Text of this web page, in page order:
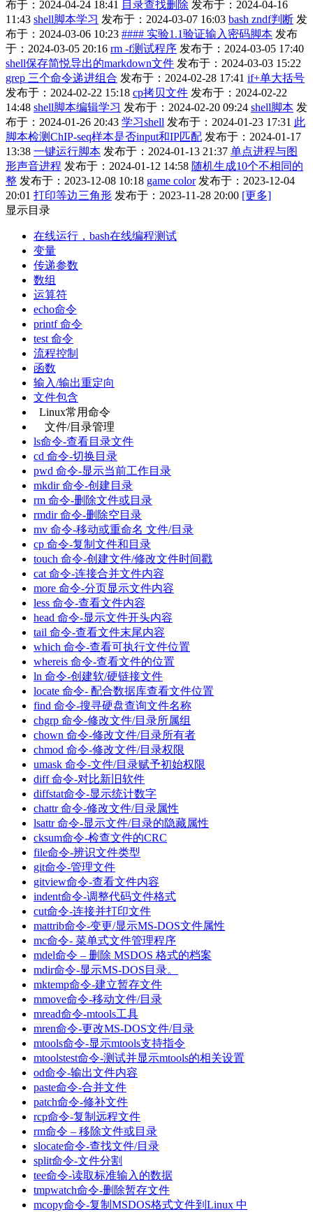
布于：2024-04-24 18:41 目录查找删除 发布于：2024-04-16
11:43 shell脚本学习 发布于：2024-03-07 16:03 bash zndf判断 发
布于：2024-03-06 10:23 #### 实验1.1验证输入密码脚本 发布
于：2024-03-05 20:16 rm -f测试程序 发布于：2024-03-05 17:40
shell保存简悦导出的markdown文件 发布于：2024-03-03 15:22
grep 三个命令递进组合 发布于：2024-02-28 17:41 if+单大括号
发布于：2024-02-22 15:18 cp拷贝文件 发布于：2024-02-22
14:48 shell脚本编辑学习 发布于：2024-02-20 09:24 shell脚本 发
布于：2024-01-26 20:43 学习shell 发布于：2024-01-23 17:31 此
脚本检测ChIP-seq样本是否input和IP匹配 发布于：2024-01-17
13:38 一键运行脚本 发布于：2024-01-13 21:37 单点进程与图
形声音进程 发布于：2024-01-12 14:58 随机生成10个不相同的
整 发布于：2023-12-08 10:18 game color 发布于：2023-12-04
20:01 打印等边三角形 发布于：2023-11-28 20:00 [更多]
显示目录
在线运行，bash在线编程测试
变量
传递参数
数组
运算符
echo命令
printf 命令
test 命令
流程控制
函数
输入/输出重定向
文件包含
Linux常用命令
文件/目录管理
ls命令-查看目录文件
cd 命令-切换目录
pwd 命令-显示当前工作目录
mkdir 命令-创建目录
rm 命令-删除文件或目录
rmdir 命令-删除空目录
mv 命令-移动或重命名 文件/目录
cp 命令-复制文件和目录
touch 命令-创建文件/修改文件时间戳
cat 命令-连接合并文件内容
more 命令-分页显示文件内容
less 命令-查看文件内容
head 命令-显示文件开头内容
tail 命令-查看文件末尾内容
which 命令-查看可执行文件位置
whereis 命令-查看文件的位置
ln 命令-创建软/硬链接文件
locate 命令- 配合数据库查看文件位置
find 命令-搜寻硬盘查询文件名称
chgrp 命令-修改文件/目录所属组
chown 命令-修改文件/目录所有者
chmod 命令-修改文件/目录权限
umask 命令-文件/目录赋予初始权限
diff 命令-对比新旧软件
diffstat命令-显示统计数字
chattr 命令-修改文件/目录属性
lsattr 命令-显示文件/目录的隐藏属性
cksum命令-检查文件的CRC
file命令-辨识文件类型
git命令-管理文件
gitview命令-查看文件内容
indent命令-调整代码文件格式
cut命令-连接并打印文件
mattrib命令-变更/显示MS-DOS文件属性
mc命令- 菜单式文件管理程序
mdel命令 – 删除 MSDOS 格式的档案
mdir命令-显示MS-DOS目录。
mktemp命令-建立暂存文件
mmove命令-移动文件/目录
mread命令-mtools工具
mren命令-更改MS-DOS文件/目录
mtools命令-显示mtools支持指令
mtoolstest命令-测试并显示mtools的相关设置
od命令-输出文件内容
paste命令-合并文件
patch命令-修补文件
rcp命令-复制远程文件
rm命令 – 移除文件或目录
slocate命令-查找文件/目录
split命令-文件分割
tee命令-读取标准输入的数据
tmpwatch命令-删除暂存文件
mcopy命令-复制MSDOS格式文件到Linux 中